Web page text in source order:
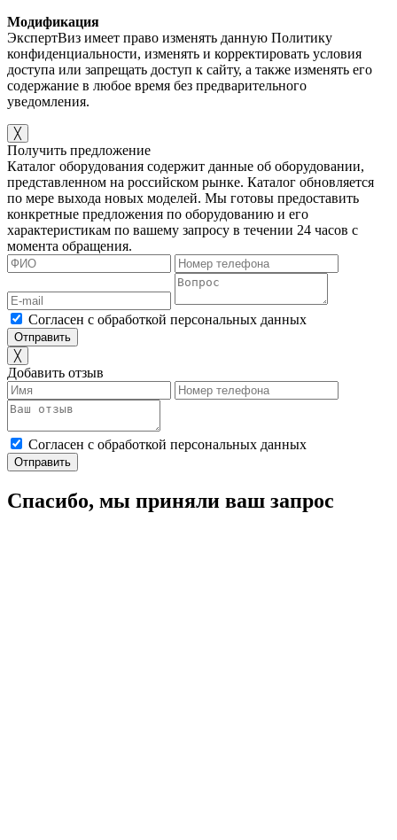
Модификация
ЭкспертВиз имеет право изменять данную Политику
конфиденциальности, изменять и корректировать условия
доступа или запрещать доступ к сайту, а также изменять его
содержание в любое время без предварительного
уведомления.
╳
Получить предложение
Каталог оборудования содержит данные об оборудовании,
представленном на российском рынке. Каталог обновляется
по мере выхода новых моделей. Мы готовы предоставить
конкретные предложения по оборудованию и его
характеристикам по вашему запросу в течении 24 часов с
момента обращения.
Согласен с обработкой персональных данных
╳
Добавить отзыв
Согласен с обработкой персональных данных
Спасибо, мы приняли ваш запрос